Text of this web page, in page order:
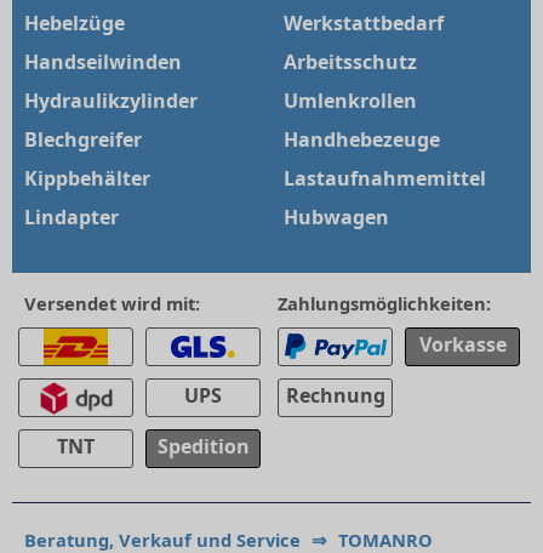
Hebelzüge
Handseilwinden
Hydraulikzylinder
Blechgreifer
Kippbehälter
Lindapter
Werkstattbedarf
Arbeitsschutz
Umlenkrollen
Handhebezeuge
Lastaufnahmemittel
Hubwagen
Versendet wird mit:
UPS
TNT
Spedition
Zahlungsmöglichkeiten:
Vorkasse
Rechnung
Beratung, Verkauf und Service ⇒ TOMANRO